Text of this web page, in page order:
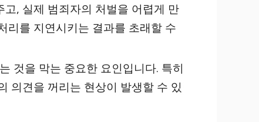
, 실제 범죄자의 처벌을 어렵게 만
리를 지연시키는 결과를 초래할 수
것을 막는 중요한 요인입니다. 특히
의견을 꺼리는 현상이 발생할 수 있